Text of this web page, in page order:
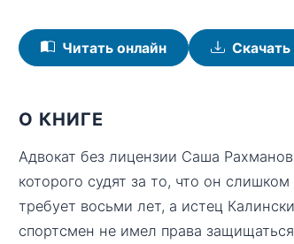
Читать онлайн Скачать
О КНИГЕ
Адвокат без лицензии Саша
которого судят за то, что он
требует восьми лет, а истец
спортсмен не имел права